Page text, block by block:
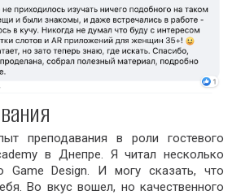
преподавания в роли гостевого
в Днепре. Я читал несколько
Game Design. И могу сказать, что
Во вкус вошел, но качественного